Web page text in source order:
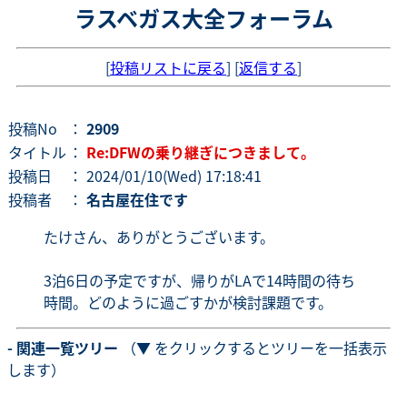
ラスベガス大全フォーラム
[投稿リストに戻る] [返信する]
投稿No ： 2909
タイトル ： Re:DFWの乗り継ぎにつきまして。
投稿日
： 2024/01/10(Wed) 17:18:41
投稿者
： 名古屋在住です
たけさん、ありがとうございます。
3泊6日の予定ですが、帰りがLAで14時間の待ち
時間。どのように過ごすかが検討課題です。
- 関連一覧ツリー （▼ をクリックするとツリーを一括表示
します）